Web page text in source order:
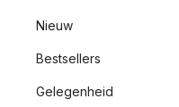
Nieuw
Bestsellers
Gelegenheid